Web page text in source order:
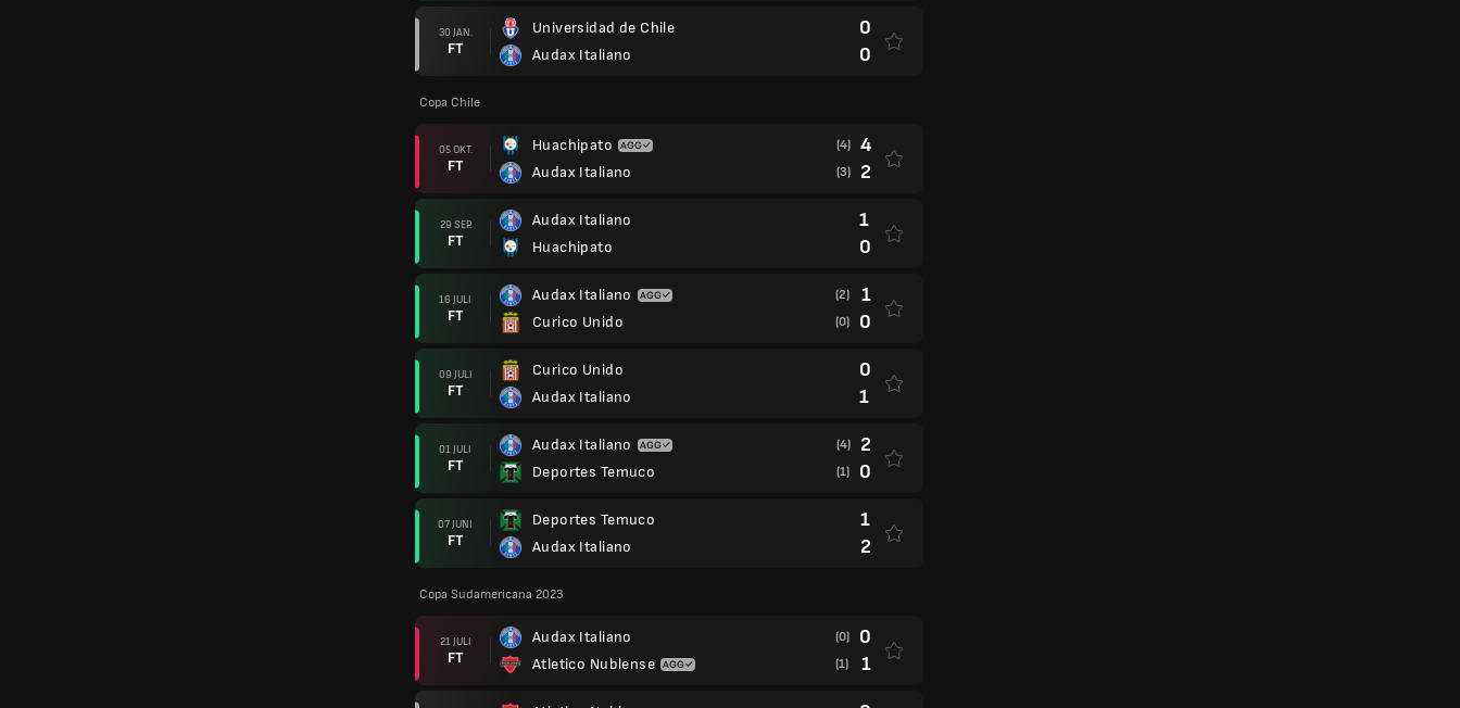
30 JAN.
FT
Universidad de Chile
Audax Italiano
0
0
Copa Chile
05 OKT.
FT
Huachipato
Audax Italiano
(4) 4
(3) 2
29 SEP.
FT
Audax Italiano
Huachipato
1
0
16 JULI
FT
Audax Italiano
Curico Unido
(2) 1
(0) 0
09 JULI
FT
Curico Unido
Audax Italiano
0
1
01 JULI
FT
Audax Italiano
Deportes Temuco
(4) 2
(1) 0
07 JUNI
FT
Deportes Temuco
Audax Italiano
1
2
Copa Sudamericana 2023
21 JULI
FT
Audax Italiano
Atletico Nublense
(0) 0
(1) 1